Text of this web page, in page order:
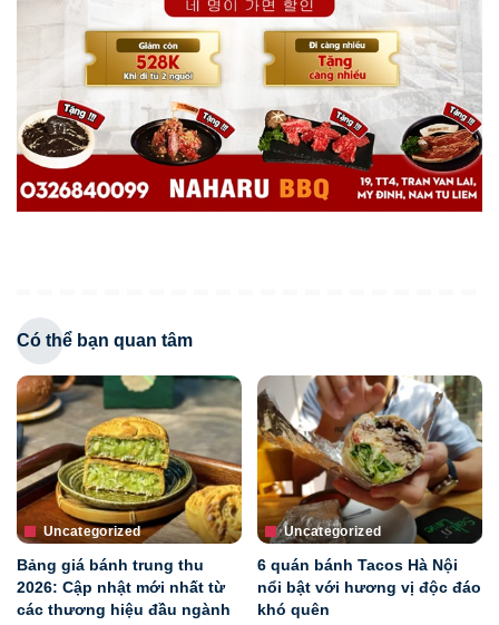
Có thể bạn quan tâm
Uncategorized
Bảng giá bánh trung thu
2026: Cập nhật mới nhất từ
các thương hiệu đầu ngành
Uncategorized
6 quán bánh Tacos Hà Nội
nổi bật với hương vị độc đáo
khó quên